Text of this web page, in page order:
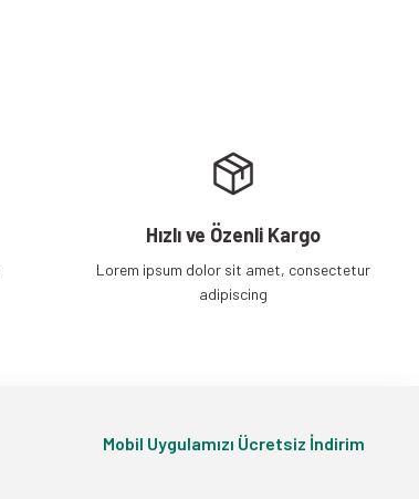
Hızlı ve Özenli Kargo
Lorem ipsum dolor sit amet, consectetur
adipiscing
Mobil Uygulamızı Ücretsiz İndirim